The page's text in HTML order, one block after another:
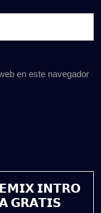
en este navegador
𝗜𝗡𝗧𝗥𝗢
𝗚𝗥𝗔𝗧𝗜𝗦